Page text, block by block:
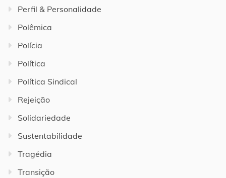
Perfil & Personalidade
Polêmica
Polícia
Política
Política Sindical
Rejeição
Solidariedade
Sustentabilidade
Tragédia
Transição